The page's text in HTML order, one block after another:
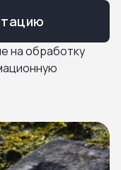
на обработку